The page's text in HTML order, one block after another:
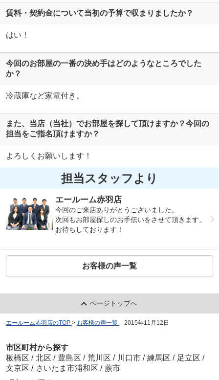
賃料・契約金について当初の予算で収まりましたか？
はい！
今回のお部屋の一番の決め手はどのようなところでした
か？
冷蔵庫など家電付き。
また、当店（当社）でお部屋を探して頂けますか？今回の
担当をご指名頂けますか？
よろしくお願いします！
担当スタッフより
エールーム赤羽店
今回のご来店ありがとうございました。
次回もお部屋探しのお手伝いをさせて頂きます。
お待ちしております！
お客様の声一覧
ページトップへ
エールーム赤羽店のTOP > お客様の声一覧 2015年11月12日
市区町村から探す
板橋区 / 北区 / 豊島区 / 荒川区 / 川口市 / 練馬区 / 足立区 /
文京区 / さいたま市浦和区 / 蕨市